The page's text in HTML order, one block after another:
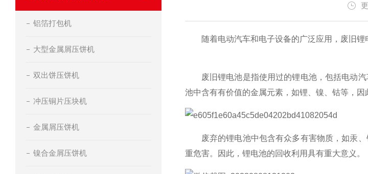
铝箔打包机
大型金属屑压饼机
双出饼压饼机
冲压铜片压块机
金属屑压饼机
镍合金屑压饼机
随着电动汽车和电子设备的广泛应用，废旧锂
废旧锂电池是指使用过的锂电池，包括电动汽
池中含有有价值的金属元素，如锂、镍、钴等，
废弃的锂电池中包含有众多有害物质，如汞、
重危害。因此，锂电池的回收利用具有重大意义。